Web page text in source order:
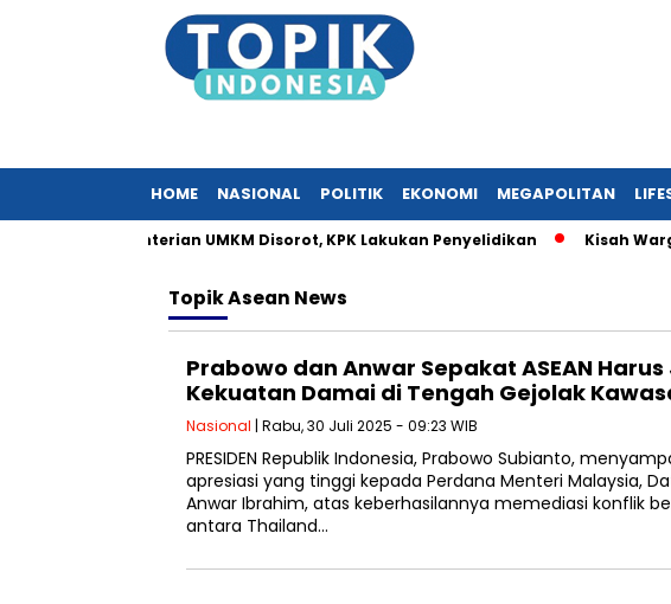
HOME NASIONAL POLITIK EKONOMI MEGAPOLITAN
Surat Kementerian UMKM Disorot, KPK Lakukan Penyelidikan Kisah Warga
TopikAsean News
Prabowo dan Anwar Sepakat ASEAN
Kekuatan Damai di Tengah Gejolak
Nasional | Rabu, 30 Juli 2025 - 09:23 WIB
PRESIDEN Republik Indonesia, Prabowo Subianto,
apresiasi yang tinggi kepada Perdana Menteri Malaysia,
Anwar Ibrahim, atas keberhasilannya memediasi konflik
antara Thailand…